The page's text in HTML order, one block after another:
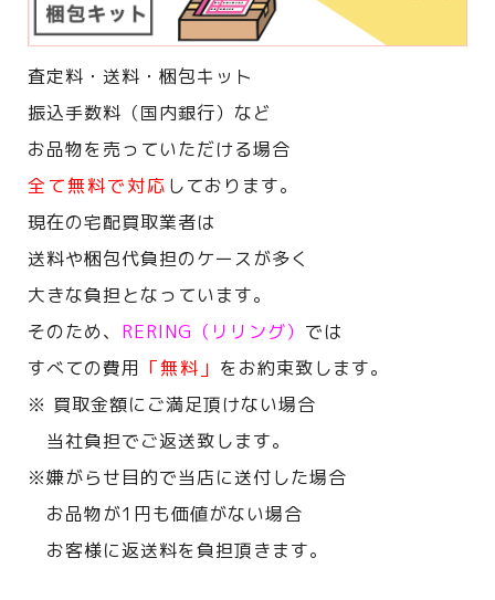
査定料・送料・梱包キット
振込手数料（国内銀行）など
お品物を売っていただける場合
全て無料で対応 しております。
現在の宅配買取業者は
送料や梱包代負担のケースが多く
大きな負担となっています。
そのため、 RERING（リリング） では
すべての費用 「無料」 をお約束致します。
※ 買取金額にご満足頂けない場合
当社負担でご返送致します。
※嫌がらせ目的で当店に送付した場合
お品物が1円も価値がない場合
お客様に返送料を負担頂きます。